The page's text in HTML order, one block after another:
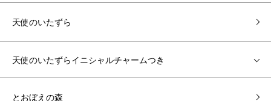
天使のいたずら
天使のいたずらイニシャルチャームつき
とおぼえの森